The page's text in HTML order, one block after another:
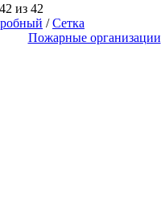
из 42
/Сетка
Пожарные организации